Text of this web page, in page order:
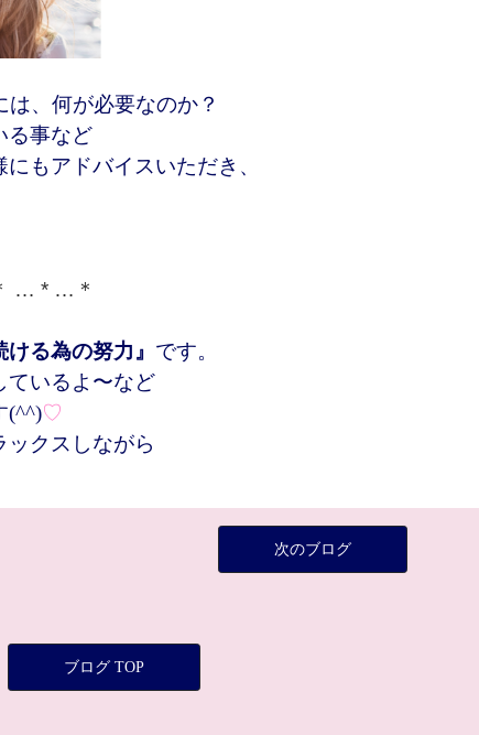
は、何が必要なのか？
る事など
もアドバイスいただき、
… * …＊
ける為の努力』 です。
ているよ〜など
(^^)♡
クスしながら
次のブログ
ブログ TOP